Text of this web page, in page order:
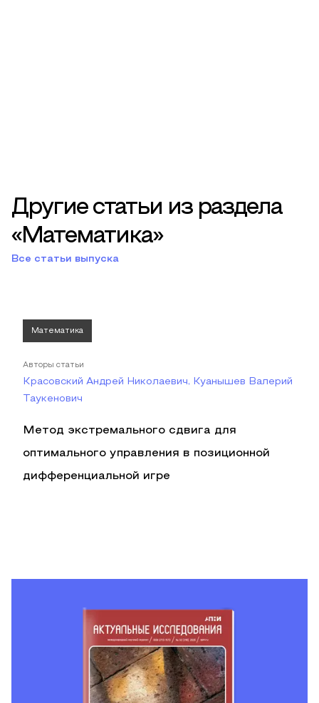
Другие статьи из раздела
«Математика»
Все статьи выпуска
Математика
Авторы статьи
Красовский Андрей Николаевич, Куанышев Валерий
Таукенович
Метод экстремального сдвига для
оптимального управления в позиционной
дифференциальной игре